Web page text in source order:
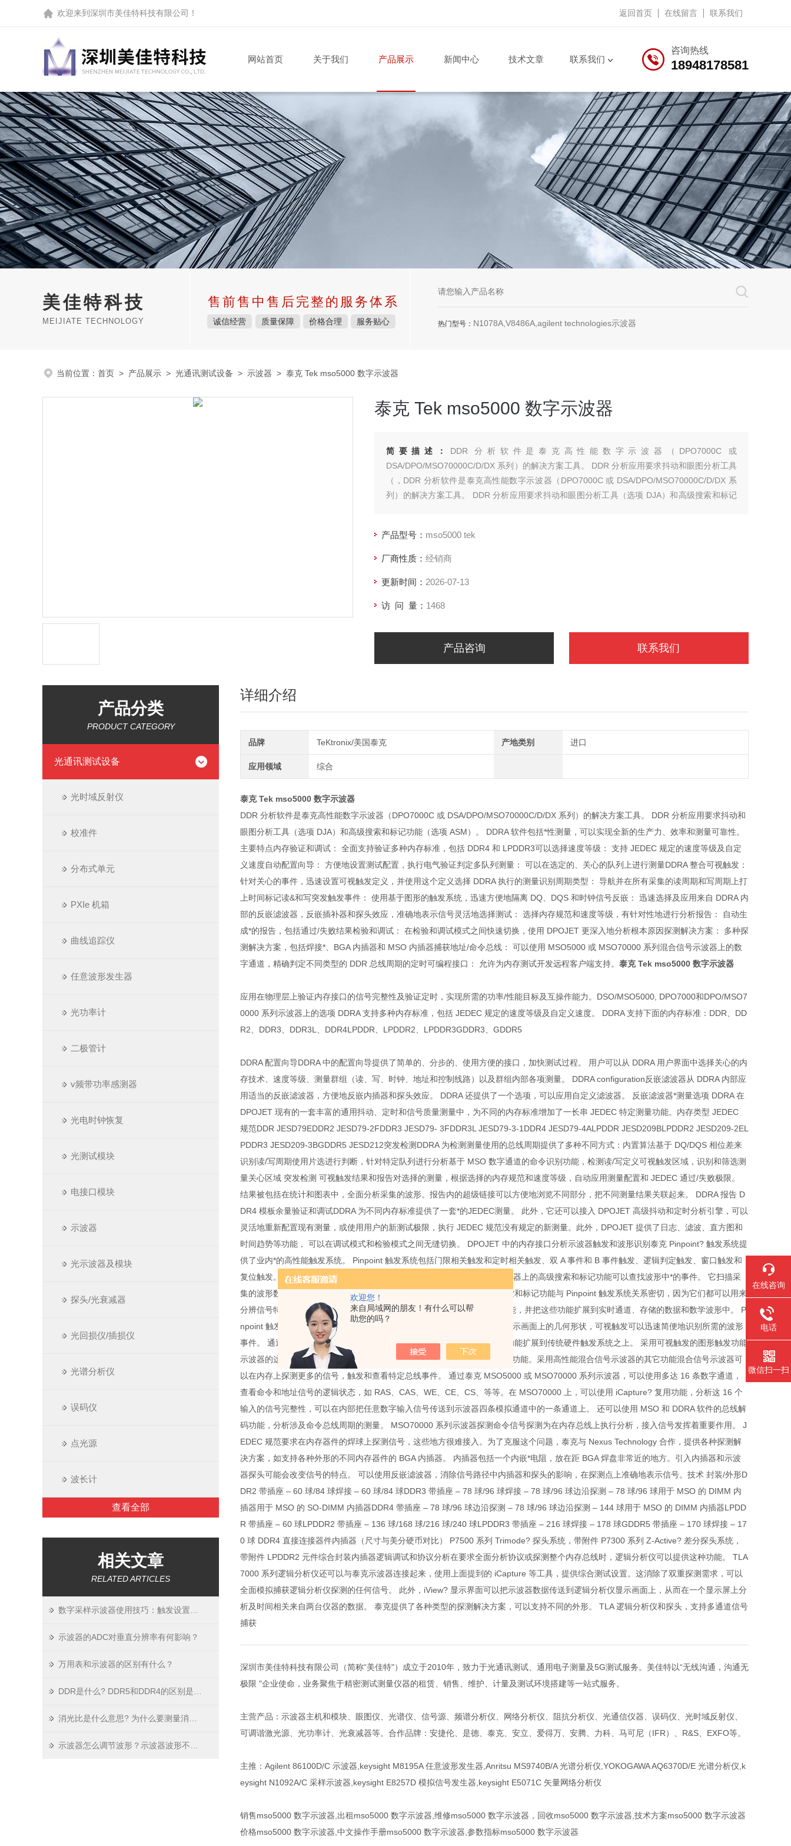
欢迎您！
来自局域网的朋友！有什么可以帮
助您的吗？
欢迎来到 深圳市美佳特科技有限公司 ！ 返回首页 在线留言 联系我们
咨询热线
18948178581
网站首页 关于我们 产品展示 新闻中心 技术文章 联系我们
美佳特科技
MEIJIATE TECHNOLOGY
售前售中售后完整的服务体系
诚信经营 质量保障 价格合理 服务贴心 热门型号： N1078A,V8486A,agilent technologies示波器
当前位置： 首页 > 产品展示 > 光通讯测试设备 > 示波器 > 泰克 Tek mso5000 数字示波器
泰克 Tek mso5000 数字示波器
简要描述： DDR 分析软件是泰克高性能数字示波器（DPO7000C 或
DSA/DPO/MSO70000C/D/DX 系列）的解决方案工具。 DDR 分析应用要求抖动和眼图分析工具
（，DDR 分析软件是泰克高性能数字示波器（DPO7000C 或 DSA/DPO/MSO70000C/D/DX 系
列）的解决方案工具。 DDR 分析应用要求抖动和眼图分析工具（选项 DJA）和高级搜索和标记
产品型号： mso5000 tek
厂商性质： 经销商
更新时间： 2026-07-13
访 问 量： 1468
产品咨询 联系我们
产品分类
PRODUCT CATEGORY
光通讯测试设备
光时域反射仪
校准件
分布式单元
PXIe 机箱
曲线追踪仪
任意波形发生器
光功率计
二极管计
v频带功率感测器
光电时钟恢复
光测试模块
电接口模块
示波器
光示波器及模块
探头/光衰减器
光回损仪/插损仪
光谱分析仪
误码仪
点光源
波长计
查看全部
相关文章
RELATED ARTICLES
示波器的ADC对垂直分辨率有何影响？
万用表和示波器的区别有什么？
详细介绍
品牌 TeKtronix/美国泰克 产地类别 进口
应用领域 综合
泰克 Tek mso5000 数字示波器
DDR 分析软件是泰克高性能数字示波器（DPO7000C 或 DSA/DPO/MSO70000C/D/DX 系列）的解决方案工具。 DDR 分析应用要求抖动和
眼图分析工具（选项 DJA）和高级搜索和标记功能（选项 ASM）。 DDRA 软件包括*性测量，可以实现全新的生产力、效率和测量可靠性。
主要特点内存验证和调试： 全面支持验证多种内存标准，包括 DDR4 和 LPDDR3可以选择速度等级： 支持 JEDEC 规定的速度等级及自定
义速度自动配置向导： 方便地设置测试配置，执行电气验证判定多队列测量： 可以在选定的、关心的队列上进行测量DDRA 整合可视触发：
针对关心的事件，迅速设置可视触发定义，并使用这个定义选择 DDRA 执行的测量识别周期类型： 导航并在所有采集的读周期和写周期上打
上时间标记读&和写突发触发事件： 使用基于图形的触发系统，迅速方便地隔离 DQ、DQS 和时钟信号反嵌： 迅速选择及应用来自 DDRA 内
部的反嵌滤波器，反嵌插补器和探头效应，准确地表示信号灵活地选择测试： 选择内存规范和速度等级，有针对性地进行分析报告： 自动生
成*的报告，包括通过/失败结果检验和调试： 在检验和调试模式之间快速切换，使用 DPOJET 更深入地分析根本原因探测解决方案： 多种探
测解决方案，包括焊接*、BGA 内插器和 MSO 内插器捕获地址/命令总线： 可以使用 MSO5000 或 MSO70000 系列混合信号示波器上的数
字通道，精确判定不同类型的 DDR 总线周期的定时可编程接口： 允许为内存测试开发远程客户端支持。 泰克 Tek mso5000 数字示波器
应用在物理层上验证内存接口的信号完整性及验证定时，实现所需的功率/性能目标及互操作能力。DSO/MSO5000, DPO7000和DPO/MSO7
0000 系列示波器上的选项 DDRA 支持多种内存标准，包括 JEDEC 规定的速度等级及自定义速度。 DDRA 支持下面的内存标准：DDR、DD
R2、DDR3、DDR3L、DDR4LPDDR、LPDDR2、LPDDR3GDDR3、GDDR5
DDRA 配置向导DDRA 中的配置向导提供了简单的、分步的、使用方便的接口，加快测试过程。 用户可以从 DDRA 用户界面中选择关心的内
存技术、速度等级、测量群组（读、写、时钟、地址和控制线路）以及群组内部各项测量。 DDRA configuration反嵌滤波器从 DDRA 内部应
用适当的反嵌滤波器，方便地反嵌内插器和探头效应。 DDRA 还提供了一个选项，可以应用自定义滤波器。 反嵌滤波器*测量选项 DDRA 在
DPOJET 现有的一套丰富的通用抖动、定时和信号质量测量中，为不同的内存标准增加了一长串 JEDEC 特定测量功能。内存类型 JEDEC
规范DDR JESD79EDDR2 JESD79-2FDDR3 JESD79- 3FDDR3L JESD79-3-1DDR4 JESD79-4ALPDDR JESD209BLPDDR2 JESD209-2EL
PDDR3 JESD209-3BGDDR5 JESD212突发检测DDRA 为检测测量使用的总线周期提供了多种不同方式：内置算法基于 DQ/DQS 相位差来
识别读/写周期使用片选进行判断，针对特定队列进行分析基于 MSO 数字通道的命令识别功能，检测读/写定义可视触发区域，识别和筛选测
量关心区域 突发检测 可视触发结果和报告对选择的测量，根据选择的内存规范和速度等级，自动应用测量配置和 JEDEC 通过/失败极限。
结果被包括在统计和图表中，全面分析采集的波形。报告内的超级链接可以方便地浏览不同部分，把不同测量结果关联起来。 DDRA 报告 D
DR4 模板余量验证和调试DDRA 为不同内存标准提供了一套*的JEDEC测量。 此外，它还可以接入 DPOJET 高级抖动和定时分析引擎，可以
灵活地重新配置现有测量，或使用用户的新测试极限，执行 JEDEC 规范没有规定的新测量。此外，DPOJET 提供了日志、滤波、直方图和
时间趋势等功能， 可以在调试模式和检验模式之间无缝切换。 DPOJET 中的内存接口分析示波器触发和波形识别泰克 Pinpoint? 触发系统提
供了业内*的高性能触发系统。 Pinpoint 触发系统包括门限相关触发和定时相关触发、双 A 事件和 B 事件触发、逻辑判定触发、窗口触发和
复位触发。泰克 MSO/DPO5000、DPO7000 和 MSO/DPO70000 系列示波器上的高级搜索和标记功能可以查找波形中*的事件。 它扫描采
集的波形数据，找到一个事件发生的多个时点，并标记每个发生时点。 搜索和标记功能与 Pinpoint 触发系统关系密切，因为它们都可以用来
分辨信号特点。 搜索和标记功能包括 Pinpoint 触发系统的信号形状辨别功能，并把这些功能扩展到实时通道、存储的数据和数学波形中。 Pi
npoint 触发通过扫描所有采集的模拟波形，并以图形方式对比这些波形与显示画面上的几何形状，可视触发可以迅速简便地识别所需的波形
事件。 通过丢弃不满足图形定义的采集的波形，可视触发把示波器的触发功能扩展到传统硬件触发系统之上。 采用可视触发的图形触发功能
示波器的这些功能特别适合调试过程，DDRA 在分析过程中也广泛使用这些功能。采用高性能混合信号示波器的其它功能混合信号示波器可
以在内存上探测更多的信号，触发和查看特定总线事件。 通过泰克 MSO5000 或 MSO70000 系列示波器，可以使用多达 16 条数字通道，
查看命令和地址信号的逻辑状态，如 RAS、CAS、WE、CE、CS、等等。在 MSO70000 上，可以使用 iCapture? 复用功能，分析这 16 个
输入的信号完整性，可以在内部把任意数字输入信号传送到示波器四条模拟通道中的一条通道上。 还可以使用 MSO 和 DDRA 软件的总线解
码功能，分析涉及命令总线周期的测量。 MSO70000 系列示波器探测命令信号探测为在内存总线上执行分析，接入信号发挥着重要作用。 J
EDEC 规范要求在内存器件的焊球上探测信号，这些地方很难接入。为了克服这个问题，泰克与 Nexus Technology 合作，提供各种探测解
决方案，如支持各种外形的不同内存器件的 BGA 内插器。 内插器包括一个内嵌*电阻，放在距 BGA 焊盘非常近的地方。引入内插器和示波
器探头可能会改变信号的特点。 可以使用反嵌滤波器，消除信号路径中内插器和探头的影响，在探测点上准确地表示信号。技术 封装/外形D
DR2 带插座 – 60 球/84 球焊接 – 60 球/84 球DDR3 带插座 – 78 球/96 球焊接 – 78 球/96 球边沿探测 – 78 球/96 球用于 MSO 的 DIMM 内
插器用于 MSO 的 SO-DIMM 内插器DDR4 带插座 – 78 球/96 球边沿探测 – 78 球/96 球边沿探测 – 144 球用于 MSO 的 DIMM 内插器LPDD
R 带插座 – 60 球LPDDR2 带插座 – 136 球/168 球/216 球/240 球LPDDR3 带插座 – 216 球焊接 – 178 球GDDR5 带插座 – 170 球焊接 – 17
0 球 DDR4 直接连接器件内插器（尺寸与美分硬币对比） P7500 系列 Trimode? 探头系统，带附件 P7300 系列 Z-Active? 差分探头系统，
带附件 LPDDR2 元件综合封装内插器逻辑调试和协议分析在要求全面分析协议或探测整个内存总线时，逻辑分析仪可以提供这种功能。 TLA
7000 系列逻辑分析仪还可以与泰克示波器连接起来，使用上面提到的 iCapture 等工具，提供综合测试设置。这消除了双重探测需求，可以
全面模拟捕获逻辑分析仪探测的任何信号。 此外，iView? 显示界面可以把示波器数据传送到逻辑分析仪显示画面上，从而在一个显示屏上分
析及时间相关来自两台仪器的数据。 泰克提供了各种类型的探测解决方案，可以支持不同的外形。 TLA 逻辑分析仪和探头，支持多通道信号
捕获
深圳市美佳特科技有限公司（简称“美佳特"）成立于2010年，致力于光通讯测试、通用电子测量及5G测试服务。美佳特以“无线沟通，沟通无
极限 "企业使命，业务聚焦于精密测试测量仪器的租赁、销售、维护、计量及测试环境搭建等一站式服务。
主营产品：示波器主机和模块、眼图仪、光谱仪、信号源、频谱分析仪、网络分析仪、阻抗分析仪、光通信仪器、误码仪、光时域反射仪、
可调谐激光源、光功率计、光衰减器等。合作品牌：安捷伦、是德、泰克、安立、爱得万、安腾、力科、马可尼（IFR）、R&S、EXFO等。
主推：Agilent 86100D/C 示波器,keysight M8195A 任意波形发生器,Anritsu MS9740B/A 光谱分析仪,YOKOGAWA AQ6370D/E 光谱分析仪,k
eysight N1092A/C 采样示波器,keysight E8257D 模拟信号发生器,keysight E5071C 矢量网络分析仪
销售mso5000 数字示波器,出租mso5000 数字示波器,维修mso5000 数字示波器，回收mso5000 数字示波器,技术方案mso5000 数字示波器
价格mso5000 数字示波器,中文操作手册mso5000 数字示波器,参数指标mso5000 数字示波器
在线咨询
电话
微信扫一扫